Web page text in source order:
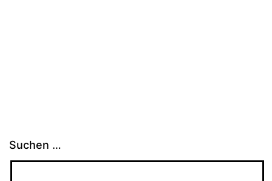
Suchen …